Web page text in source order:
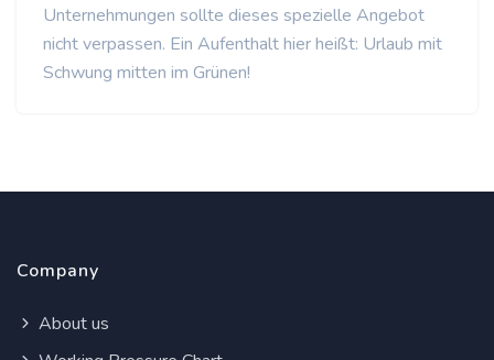
Unternehmungen sollte dieses spezielle Angebot
nicht verpassen. Ein Aufenthalt hier heißt: Urlaub mit
Schwung mitten im Grünen!
Company
About us